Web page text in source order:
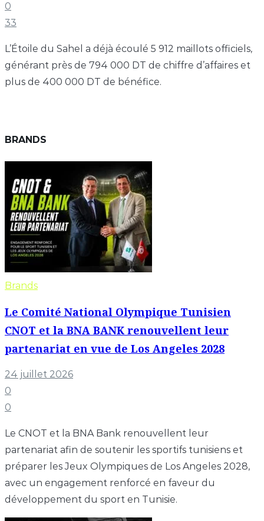
0
33
L’Étoile du Sahel a déjà écoulé 5 912 maillots officiels,
générant près de 794 000 DT de chiffre d’affaires et
plus de 400 000 DT de bénéfice.
BRANDS
Brands
Le Comité National Olympique Tunisien
CNOT et la BNA BANK renouvellent leur
partenariat en vue de Los Angeles 2028
24 juillet 2026
0
0
Le CNOT et la BNA Bank renouvellent leur
partenariat afin de soutenir les sportifs tunisiens et
préparer les Jeux Olympiques de Los Angeles 2028,
avec un engagement renforcé en faveur du
développement du sport en Tunisie.